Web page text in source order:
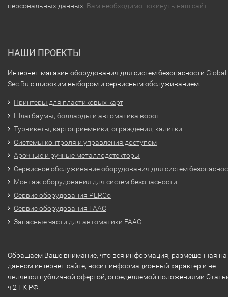
персональных данных , Вам необходимо покинуть наш сайт.
НАШИ ПРОЕКТЫ
Интернет-магазин оборудования для систем безопасности Global-
Sec.Ru с широким выбором и сервисным обслуживанием.
Принтеры для пластиковых карт
Шлагбаумы, болларды и автоматика ворот
Турникеты, картоприемники, ограждения, калитки
Системы контроля и управления доступом
Арочные и ручные металлодетекторы
Сервисное обслуживание оборудования для систем
Монтаж оборудования для систем безопасности
Сервис оборудования PERCo
Сервис оборудования FAAC
Запасные части для автоматики FAAC
Обращаем Ваше внимание, что вся информация, размещенная на
данном интернет-сайте, носит информационный характер и не
является публичной офертой, определяемой положениями
ч.2 ГК РФ.